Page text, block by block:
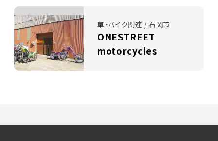
車・バイク関連 / 石岡市
ONESTREET
motorcycles